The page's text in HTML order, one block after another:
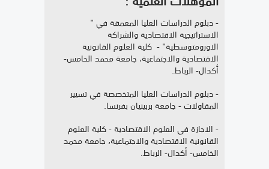
- دبلوم الدراسات العليا المعمقة في "
الاستراتيجية الاقتصادية والشراكة
الاورومتوسطية" - كلية العلوم القانونية
الاقتصادية والاجتماعية، جامعة محمد الخامس-
أكدال- الرباط.
- دبلوم الدراسات العليا المتخصصة في تسيير
المقاولات - جامعة بربينيان بفرنسا.
- الاجازة في العلوم الاقتصادية - كلية العلوم
القانونية الاقتصادية والاجتماعية، جامعة محمد
الخامس- أكدال- الرباط.